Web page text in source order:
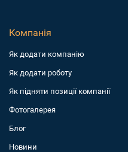
Компанія
Як додати компанiю
Як додати роботу
Як підняти позиції компанії
Фотогалерея
Блог
Новини